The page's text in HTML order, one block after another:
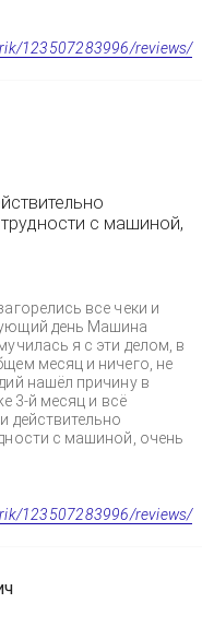
123507283996/reviews/
с машиной,
все чеки и
день Машина
я с эти делом, в
месяц и ничего, не
нашёл причину в
3-й месяц и всё
действительно
с машиной, очень
123507283996/reviews/